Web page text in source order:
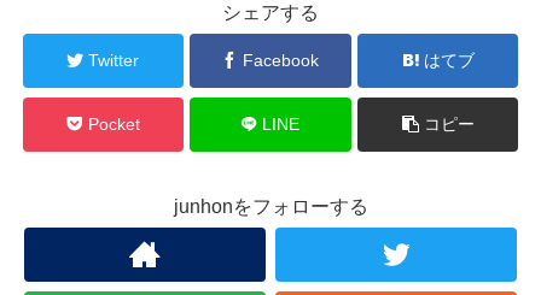
シェアする
Twitter Facebook はてブ
Pocket LINE コピー
junhonをフォローする